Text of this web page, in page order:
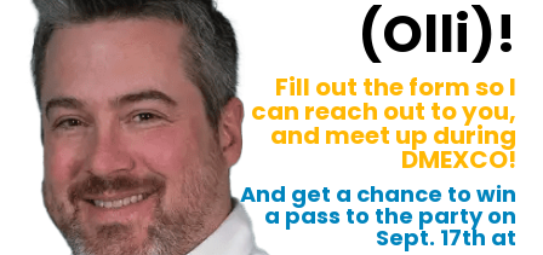
(Olli)!
Fill out the form so I
can reach out to you,
and meet up during
DMEXCO!
And get a chance to win
a pass to the party on
Sept. 17th at